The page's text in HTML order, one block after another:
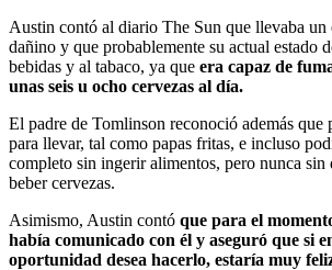
Austin contó al diario The Sun que llevaba
dañino y que probablemente su actual estado
bebidas y al tabaco, ya que era capaz de
unas seis u ocho cervezas al día.
El padre de Tomlinson reconoció además que
para llevar, tal como papas fritas, e incluso
completo sin ingerir alimentos, pero nunca sin
beber cervezas.
Asimismo, Austin contó que para el
había comunicado con él y aseguró que si
oportunidad desea hacerlo, estaría muy